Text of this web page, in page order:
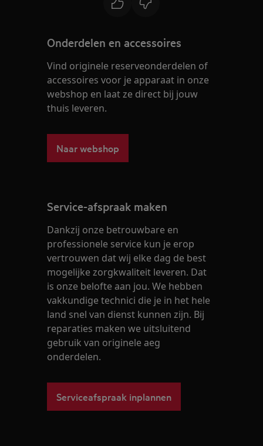
Onderdelen en accessoires
Vind originele reserveonderdelen of
accessoires voor je apparaat in onze
webshop en laat ze direct bij jouw
thuis leveren.
Naar webshop
Service-afspraak maken
Dankzij onze betrouwbare en
professionele service kun je erop
vertrouwen dat wij elke dag de best
mogelijke zorgkwaliteit leveren. Dat
is onze belofte aan jou. We hebben
vakkundige technici die je in het hele
land snel van dienst kunnen zijn. Bij
reparaties maken we uitsluitend
gebruik van originele aeg
onderdelen.
Serviceafspraak inplannen